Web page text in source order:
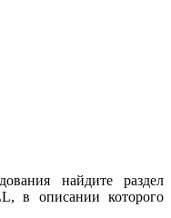
найдите раздел
в описании которого